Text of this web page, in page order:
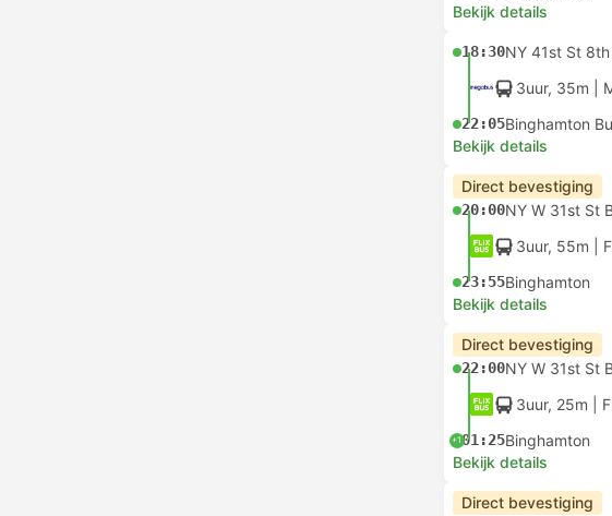
Bekijk details
18:30NY 41st St
3uur, 35m |
22:05Binghamton
Bekijk details
Direct bevestiging
20:00NY W 31st St
3uur, 55m |
23:55Binghamton
Bekijk details
Direct bevestiging
22:00NY W 31st St
3uur, 25m |
+101:25Binghamton
Bekijk details
Direct bevestiging